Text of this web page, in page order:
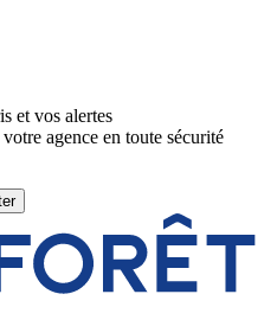
et vos alertes
agence en toute sécurité